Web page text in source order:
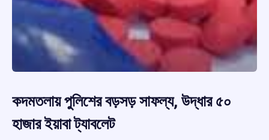
কদমতলায় পুলিশের বড়সড় সাফল্য, উদ্ধার ৫০
হাজার ইয়াবা ট্যাবলেট